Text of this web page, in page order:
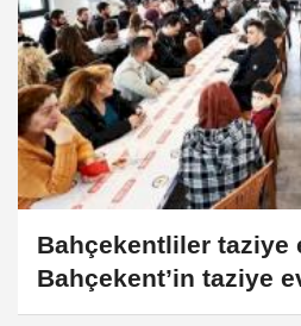
Bahçekentliler taziye
Bahçekent’in taziye
olmalı